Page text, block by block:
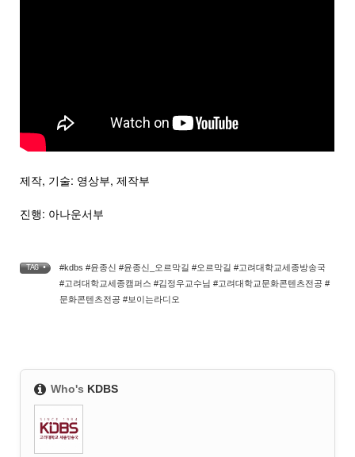
제작, 기술: 영상부, 제작부
진행: 아나운서부
TAG •
#kdbs #윤종신 #윤종신_오르막길 #오르막길 #고려대학교세종방송국
#고려대학교세종캠퍼스 #김정우교수님 #고려대학교문화콘텐츠전공 #
문화콘텐츠전공 #보이는라디오
Who's KDBS